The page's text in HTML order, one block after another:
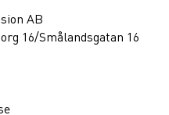
AB
16/Smålandsgatan 16